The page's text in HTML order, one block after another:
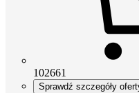
102661
Sprawdź szczegóły